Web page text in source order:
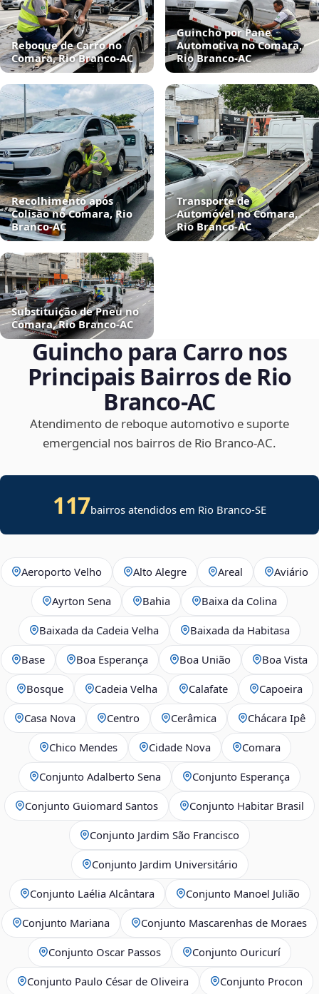
Reboque de Carro no
Comara, Rio Branco‑AC
Guincho por Pane
Automotiva no Comara,
Rio Branco‑AC
Recolhimento após
Colisão no Comara, Rio
Branco‑AC
Transporte de
Automóvel no Comara,
Rio Branco‑AC
Substituição de Pneu no
Comara, Rio Branco‑AC
Guincho para Carro nos
Principais Bairros de Rio
Branco‑AC
Atendimento de reboque automotivo e suporte
emergencial nos bairros de Rio Branco‑AC.
117bairros atendidos em Rio Branco-SE
Aeroporto Velho Alto Alegre Areal Aviário
Ayrton Sena Bahia Baixa da Colina
Baixada da Cadeia Velha Baixada da Habitasa
Base Boa Esperança Boa União Boa Vista
Bosque Cadeia Velha Calafate Capoeira
Casa Nova Centro Cerâmica Chácara Ipê
Chico Mendes Cidade Nova Comara
Conjunto Adalberto Sena Conjunto Esperança
Conjunto Guiomard Santos Conjunto Habitar Brasil
Conjunto Jardim São Francisco
Conjunto Jardim Universitário
Conjunto Laélia Alcântara Conjunto Manoel Julião
Conjunto Mariana Conjunto Mascarenhas de Moraes
Conjunto Oscar Passos Conjunto Ouricurí
Conjunto Paulo César de Oliveira Conjunto Procon